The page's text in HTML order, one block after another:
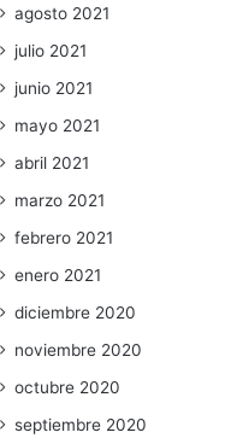
agosto 2021
julio 2021
junio 2021
mayo 2021
abril 2021
marzo 2021
febrero 2021
enero 2021
diciembre 2020
noviembre 2020
octubre 2020
septiembre 2020